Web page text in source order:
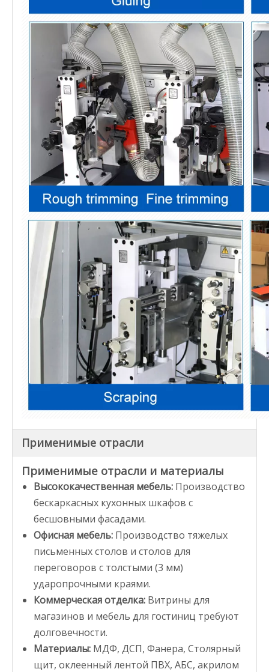
Применимые отрасли
Применимые отрасли и материалы
Высококачественная мебель: Производство
бескаркасных кухонных шкафов с
бесшовными фасадами.
Офисная мебель: Производство тяжелых
письменных столов и столов для
переговоров с толстыми (3 мм)
ударопрочными краями.
Коммерческая отделка: Витрины для
магазинов и мебель для гостиниц требуют
долговечности.
Материалы: МДФ, ДСП, Фанера, Столярный
щит, оклеенный лентой ПВХ, АБС, акрилом